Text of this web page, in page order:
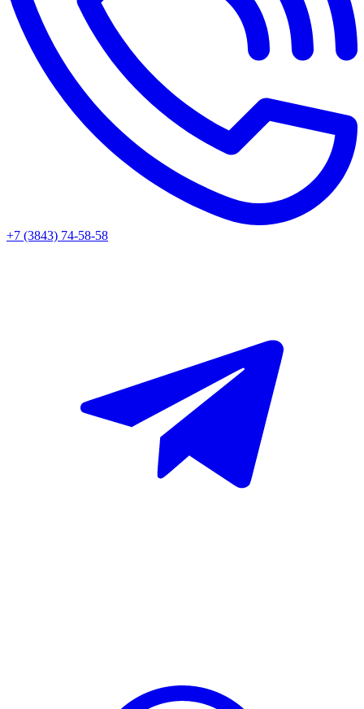
+7 (3843) 74-58-58